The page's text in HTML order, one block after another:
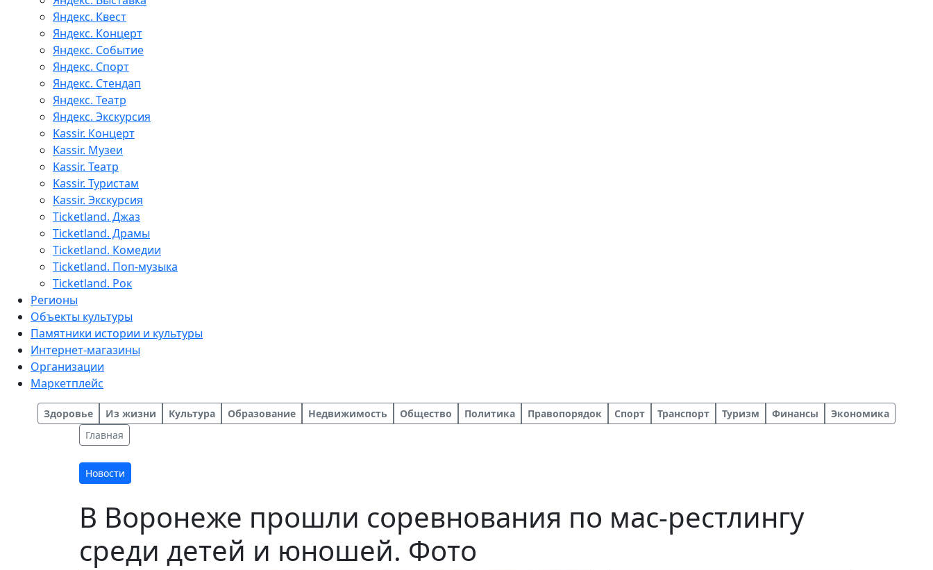
Яндекс. Квест
Яндекс. Концерт
Яндекс. Событие
Яндекс. Спорт
Яндекс. Стендап
Яндекс. Театр
Яндекс. Экскурсия
Kassir. Концерт
Kassir. Музеи
Kassir. Театр
Kassir. Туристам
Kassir. Экскурсия
Ticketland. Джаз
Ticketland. Драмы
Ticketland. Комедии
Ticketland. Поп-музыка
Ticketland. Рок
Регионы
Объекты культуры
Памятники истории и культуры
Интернет-магазины
Организации
Маркетплейс
Здоровье Из жизни Культура Образование Недвижимость Общество Политика Правопорядок Спорт Транспорт Туризм Финансы
Экономика
Главная
Новости
В Воронеже прошли соревнования по мас-рестлингу
среди детей и юношей. Фото